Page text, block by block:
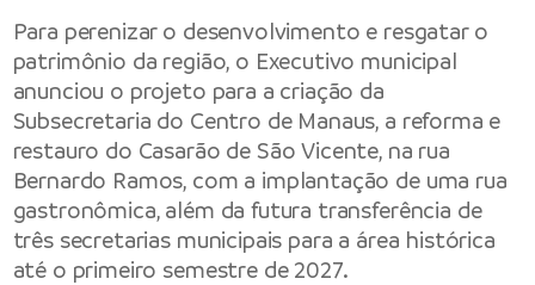
Para perenizar o desenvolvimento e resgatar o
patrimônio da região, o Executivo municipal
anunciou o projeto para a criação da
Subsecretaria do Centro de Manaus, a reforma e
restauro do Casarão de São Vicente, na rua
Bernardo Ramos, com a implantação de uma rua
gastronômica, além da futura transferência de
três secretarias municipais para a área histórica
até o primeiro semestre de 2027.